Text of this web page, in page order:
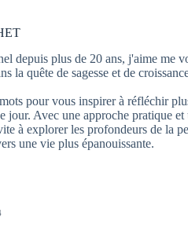
depuis plus de 20 ans, j'aime me
la quête de sagesse et de
pour vous inspirer à réfléchir
jour. Avec une approche pratique et
à explorer les profondeurs de la
une vie plus épanouissante.